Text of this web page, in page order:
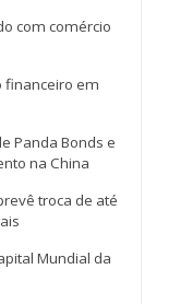
com comércio
financeiro em
Panda Bonds e
na China
troca de até
Mundial da